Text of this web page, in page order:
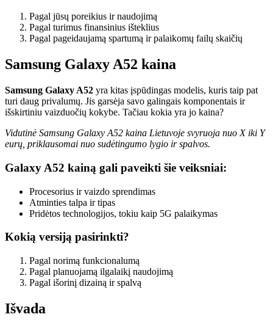
Pagal jūsų poreikius ir naudojimą
Pagal turimus finansinius išteklius
Pagal pageidaujamą spartumą ir palaikomų failų skaičių
Samsung Galaxy A52 kaina
Samsung Galaxy A52 yra kitas įspūdingas modelis, kuris taip pat
turi daug privalumų. Jis garsėja savo galingais komponentais ir
išskirtiniu vaizduočių kokybe. Tačiau kokia yra jo kaina?
Vidutinė Samsung Galaxy A52 kaina Lietuvoje svyruoja nuo X iki Y
eurų, priklausomai nuo sudėtingumo lygio ir spalvos.
Galaxy A52 kainą gali paveikti šie veiksniai:
Procesorius ir vaizdo sprendimas
Atminties talpa ir tipas
Pridėtos technologijos, tokiu kaip 5G palaikymas
Kokią versiją pasirinkti?
Pagal norimą funkcionalumą
Pagal planuojamą ilgalaikį naudojimą
Pagal išorinį dizainą ir spalvą
Išvada